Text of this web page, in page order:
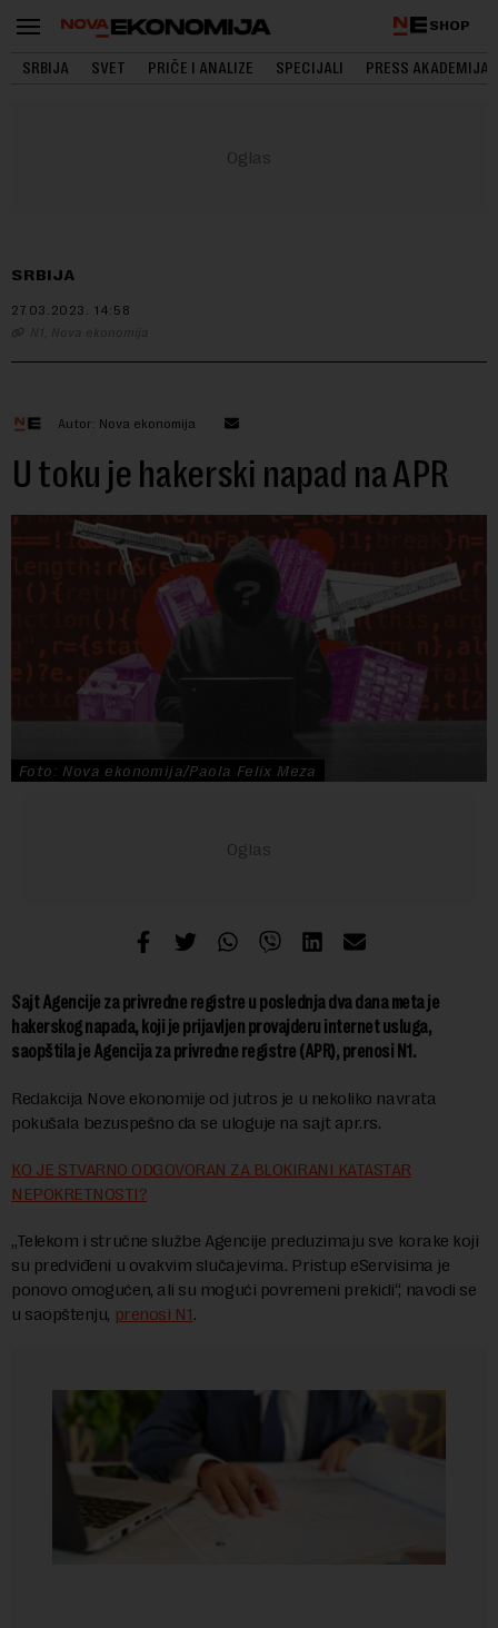
SHOP
SRBIJA SVET PRIČE I ANALIZE SPECIJALI PRESS AKADEMIJA
SRBIJA
27.03.2023. 14:58
N1, Nova ekonomija
Autor: Nova ekonomija
U toku je hakerski napad na APR
Foto: Nova ekonomija/Paola Felix Meza
Sajt Agencije za privredne registre u poslednja dva dana meta je
hakerskog napada, koji je prijavljen provajderu internet usluga,
saopštila je Agencija za privredne registre (APR), prenosi N1.
Redakcija Nove ekonomije od jutros je u nekoliko navrata
pokušala bezuspešno da se uloguje na sajt apr.rs.
KO JE STVARNO ODGOVORAN ZA BLOKIRANI KATASTAR
NEPOKRETNOSTI?
„Telekom i stručne službe Agencije preduzimaju sve korake koji
su predviđeni u ovakvim slučajevima. Pristup eServisima je
ponovo omogućen, ali su mogući povremeni prekidi“, navodi se
u saopštenju, prenosi N1.